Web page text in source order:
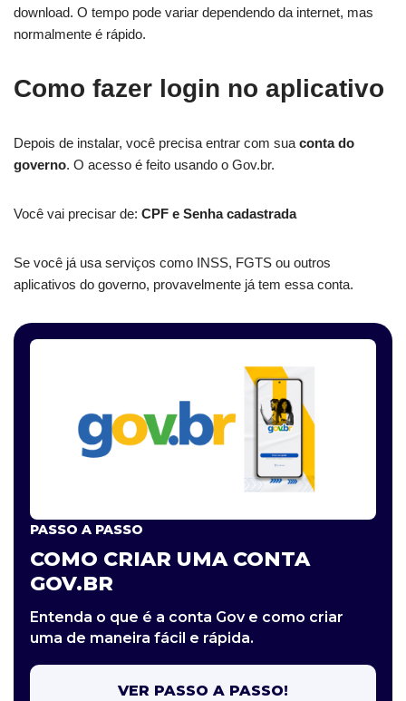
download. O tempo pode variar dependendo da internet, mas
normalmente é rápido.
Como fazer login no aplicativo
Depois de instalar, você precisa entrar com sua conta do
governo. O acesso é feito usando o Gov.br.
Você vai precisar de: CPF e Senha cadastrada
Se você já usa serviços como INSS, FGTS ou outros
aplicativos do governo, provavelmente já tem essa conta.
PASSO A PASSO
COMO CRIAR UMA CONTA
GOV.BR
Entenda o que é a conta Gov e como criar
uma de maneira fácil e rápida.
VER PASSO A PASSO!